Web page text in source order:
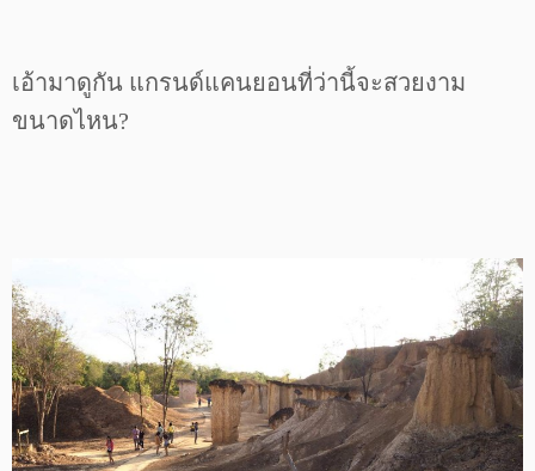
เอ้ามาดูกัน แกรนด์แคนยอนที่ว่านี้จะสวยงาม
ขนาดไหน?